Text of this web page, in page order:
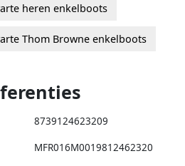
heren enkelboots
Thom Browne enkelboots
8739124623209
MFR016M0019812462320